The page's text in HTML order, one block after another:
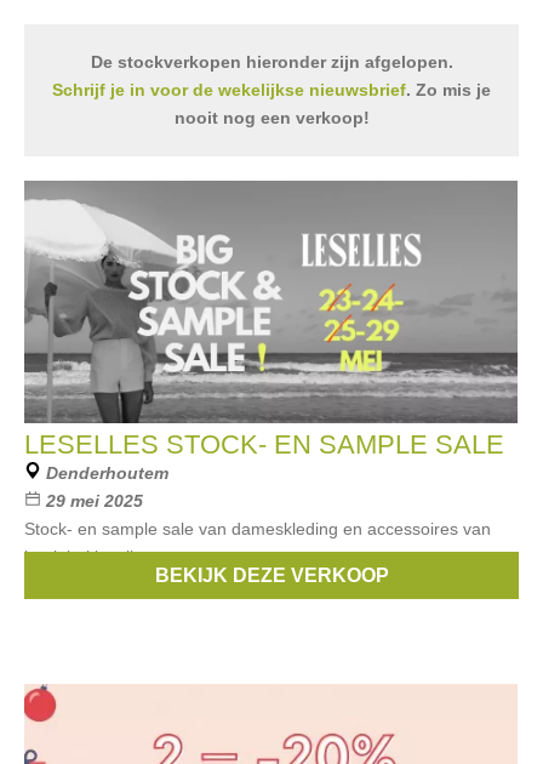
De stockverkopen hieronder zijn afgelopen.
Schrijf je in voor de wekelijkse nieuwsbrief. Zo mis je
nooit nog een verkoop!
LESELLES STOCK- EN SAMPLE SALE
Denderhoutem
29 mei 2025
Stock- en sample sale van dameskleding en accessoires van
het label leselles.
Les EllesBEKIJK DEZE VERKOOP